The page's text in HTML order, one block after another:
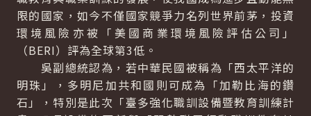
限的國家，如今不僅國家競爭力名列世界前茅，投資
環境風險亦被「美國商業環境風險評估公司」
（BERI）評為全球第3低。
吳副總統認為，若中華民國被稱為「西太平洋的
明珠」，多明尼加共和國則可成為「加勒比海的鑽
石」，特別是此次「臺多強化職訓設備暨教育訓練計